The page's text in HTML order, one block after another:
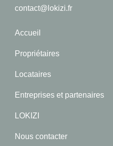
contact@lokizi.fr
Accueil
Propriétaires
Locataires
Entreprises et partenaires
LOKIZI
Nous contacter